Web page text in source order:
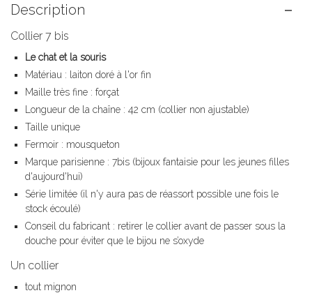
Description
Collier 7 bis
Le chat et la souris
Matériau : laiton doré à l'or fin
Maille très fine : forçat
Longueur de la chaîne : 42 cm (collier non ajustable)
Taille unique
Fermoir : mousqueton
Marque parisienne : 7bis (bijoux fantaisie pour les jeunes filles
d'aujourd'hui)
Série limitée (il n'y aura pas de réassort possible une fois le
stock écoulé)
Conseil du fabricant : retirer le collier avant de passer sous la
douche pour éviter que le bijou ne s’oxyde
Un collier
tout mignon